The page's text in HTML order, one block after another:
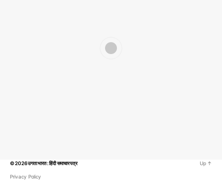
© 2026उगता भारत : हिंदी समाचार पत्र
Privacy Policy
Up ↑